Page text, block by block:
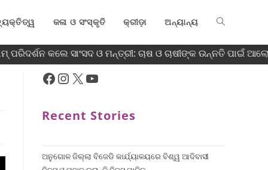
କଳା ଓ ସଂସ୍କୃତି କ୍ରୀଡ଼ା ଅନ୍ୟାନ୍ୟ
କଲେ ସାଂସଦ ଓ ମନ୍ତ୍ରୀ: ଚାଷ ଓ ଚାଷୀଙ୍କ ଉନ୍ନତି ପାଇଁ
Recent Stories
ଅନୁଗୋଳ ଜିଲ୍ଲା ବିଜେଡି କାର୍ଯ୍ୟାଳୟରେ ବିଶ୍ୱ ଆଦିବାସୀ